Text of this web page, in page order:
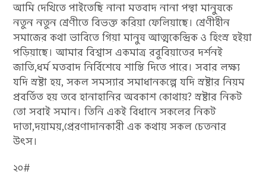
আমি দেখিতে পাইতেছি নানা মতবাদ নানা পন্থা মানুষকে
নতুন নতুন শ্রেণীতে বিভক্ত করিয়া ফেলিয়াছে। শ্রেণীহীন
সমাজের কথা ভাবিতে গিয়া মানুষ আত্মকেন্দ্রিক ও হিংস্র হইয়া
পড়িয়াছে। আমার বিশ্বাস একমাত্র রবুবিয়াতের দর্শনই
জাতি,ধর্ম মতবাদ নির্বিশেষে শান্তি দিতে পারে। সবার লক্ষ্য
যদি স্রষ্টা হয়, সকল সমস্যার সমাধানকল্পে যদি স্রষ্টার নিয়ম
প্রবর্তিত হয় তবে হানাহানির অবকাশ কোথায়? স্রষ্টার নিকট
তো সবাই সমান। তিনি একই বিধানে সকলের নিকট
দাতা,দয়াময়,প্রেরণাদানকারী এক কথায় সকল চেতনার
উৎস।
২০#